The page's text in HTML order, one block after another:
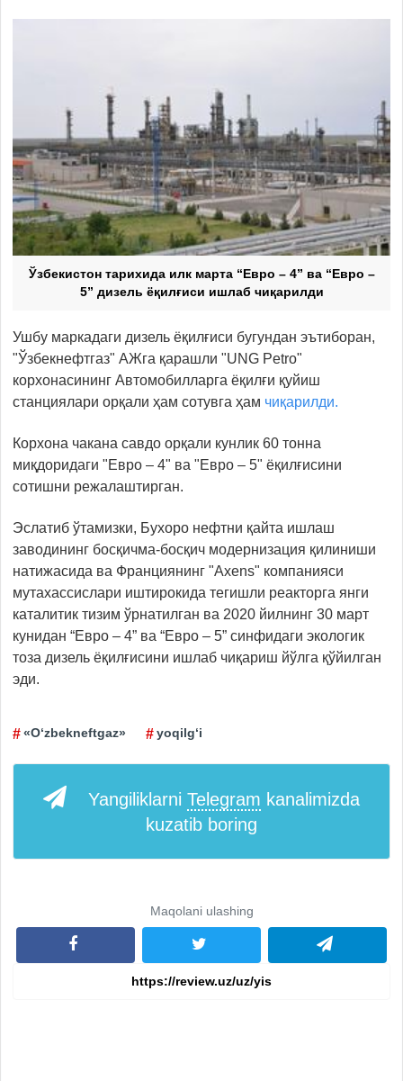
Ўзбекистон тарихида илк марта “Евро – 4” ва “Евро –
5” дизель ёқилғиси ишлаб чиқарилди
Ушбу маркадаги дизель ёқилғиси бугундан эътиборан,
"Ўзбекнефтгаз" АЖга қарашли "UNG Petro"
корхонасининг Автомобилларга ёқилғи қуйиш
станциялари орқали ҳам сотувга ҳам чиқарилди.
Корхона чакана савдо орқали кунлик 60 тонна
миқдоридаги "Евро – 4" ва "Евро – 5" ёқилғисини
сотишни режалаштирган.
Эслатиб ўтамизки, Бухоро нефтни қайта ишлаш
заводининг босқичма-босқич модернизация қилиниши
натижасида ва Франциянинг "Axens" компанияси
мутахассислари иштирокида тегишли реакторга янги
каталитик тизим ўрнатилган ва 2020 йилнинг 30 март
кунидан “Евро – 4” ва “Евро – 5” синфидаги экологик
тоза дизель ёқилғисини ишлаб чиқариш йўлга қўйилган
эди.
«O‘zbekneftgaz» yoqilg‘i
Yangiliklarni Telegram kanalimizda
kuzatib boring
Maqolani ulashing